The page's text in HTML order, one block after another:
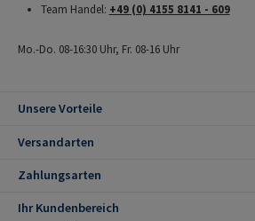
Team Handel: +49 (0) 4155 8141 - 609
Mo.-Do. 08-16:30 Uhr, Fr. 08-16 Uhr
Unsere Vorteile
Versandarten
Zahlungsarten
Ihr Kundenbereich